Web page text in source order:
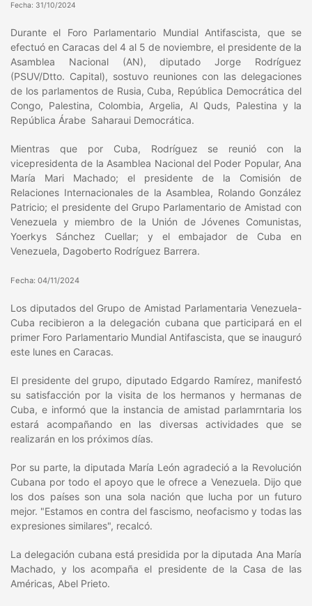
Fecha: 31/10/2024
Durante el Foro Parlamentario Mundial Antifascista, que se
efectuó en Caracas del 4 al 5 de noviembre, el presidente de la
Asamblea Nacional (AN), diputado Jorge Rodríguez
(PSUV/Dtto. Capital), sostuvo reuniones con las delegaciones
de los parlamentos de Rusia, Cuba, República Democrática del
Congo, Palestina, Colombia, Argelia, Al Quds, Palestina y la
República Árabe Saharaui Democrática.
Mientras que por Cuba, Rodríguez se reunió con la
vicepresidenta de la Asamblea Nacional del Poder Popular, Ana
María Mari Machado; el presidente de la Comisión de
Relaciones Internacionales de la Asamblea, Rolando González
Patricio; el presidente del Grupo Parlamentario de Amistad con
Venezuela y miembro de la Unión de Jóvenes Comunistas,
Yoerkys Sánchez Cuellar; y el embajador de Cuba en
Venezuela, Dagoberto Rodríguez Barrera.
Fecha: 04/11/2024
Los diputados del Grupo de Amistad Parlamentaria Venezuela-
Cuba recibieron a la delegación cubana que participará en el
primer Foro Parlamentario Mundial Antifascista, que se inauguró
este lunes en Caracas.
El presidente del grupo, diputado Edgardo Ramírez, manifestó
su satisfacción por la visita de los hermanos y hermanas de
Cuba, e informó que la instancia de amistad parlamrntaria los
estará acompañando en las diversas actividades que se
realizarán en los próximos días.
Por su parte, la diputada María León agradeció a la Revolución
Cubana por todo el apoyo que le ofrece a Venezuela. Dijo que
los dos países son una sola nación que lucha por un futuro
mejor. "Estamos en contra del fascismo, neofacismo y todas las
expresiones similares", recalcó.
La delegación cubana está presidida por la diputada Ana María
Machado, y los acompaña el presidente de la Casa de las
Américas, Abel Prieto.